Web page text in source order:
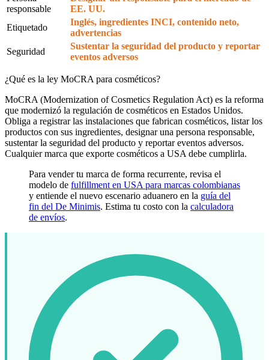
responsable
EE. UU.
Etiquetado
Inglés, ingredientes INCI, contenido neto,
advertencias
Seguridad
Sustentar la seguridad del producto y reportar
eventos adversos
¿Qué es la ley MoCRA para cosméticos?
MoCRA (Modernization of Cosmetics Regulation Act) es la reforma
que modernizó la regulación de cosméticos en Estados Unidos.
Obliga a registrar las instalaciones que fabrican cosméticos, listar los
productos con sus ingredientes, designar una persona responsable,
sustentar la seguridad del producto y reportar eventos adversos.
Cualquier marca que exporte cosméticos a USA debe cumplirla.
Para vender tu marca de forma recurrente, revisa el
modelo de fulfillment en USA para marcas colombianas
y entiende el nuevo escenario aduanero en la guía del
fin del De Minimis. Estima tu costo con la calculadora
de envíos.